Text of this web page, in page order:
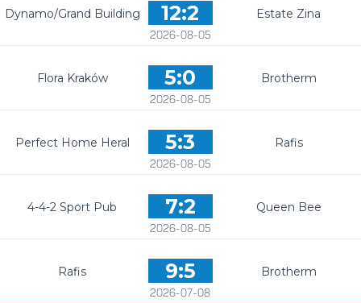
Dynamo/Grand Building 12:2
2026-08-05
Estate Zina
Flora Kraków 5:0
2026-08-05
Brotherm
Perfect Home Heral 5:3
2026-08-05
Rafis
4-4-2 Sport Pub 7:2
2026-08-05
Queen Bee
Rafis 9:5
2026-07-08
Brotherm